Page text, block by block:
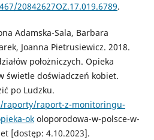
20842627OZ.17.019.6789.
Adamska-Sala, Barbara
Joanna Pietrusiewicz. 2018.
położniczych. Opieka
świetle doświadczeń kobiet.
po Ludzku.
raport-z-monitoringu-
okoloporodowa-w-polsce-w-
[dostęp: 4.10.2023].